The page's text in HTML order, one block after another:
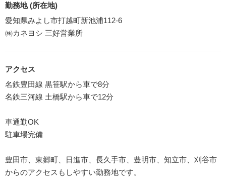
勤務地 (所在地)
愛知県みよし市打越町新池浦112-6
㈱カネヨシ 三好営業所
アクセス
名鉄豊田線 黒笹駅から車で8分
名鉄三河線 土橋駅から車で12分
車通勤OK
駐車場完備
豊田市、東郷町、日進市、長久手市、豊明市、知立市、刈谷市
からのアクセスもしやすい勤務地です。